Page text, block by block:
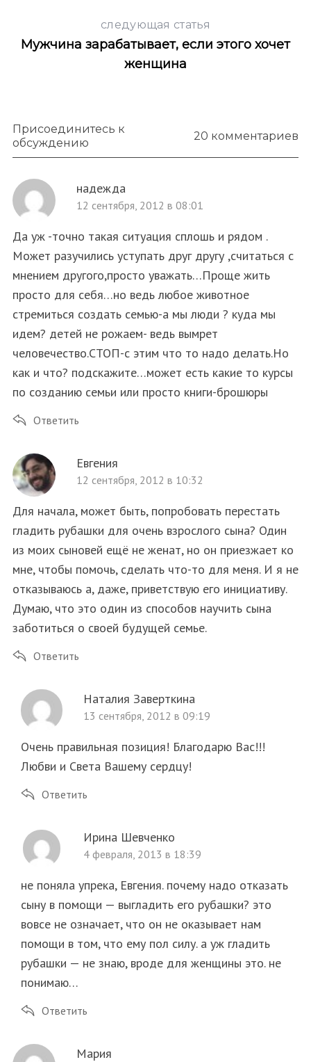
следующая статья
Мужчина зарабатывает, если этого хочет
женщина
Присоединитесь к
обсуждению
20 комментариев
надежда
12 сентября, 2012 в 08:01
Да уж -точно такая ситуация сплошь и рядом .
Может разучились уступать друг другу ,считаться с
мнением другого,просто уважать…Проще жить
просто для себя…но ведь любое животное
стремиться создать семью-а мы люди ? куда мы
идем? детей не рожаем- ведь вымрет
человечество.СТОП-с этим что то надо делать.Но
как и что? подскажите…может есть какие то курсы
по созданию семьи или просто книги-брошюры
Ответить
Евгения
12 сентября, 2012 в 10:32
Для начала, можeт быть, попробовать перестать
гладить рубашки для очень взрослого сына? Один
из моих сыновей ещё не женат, но он приезжает ко
мне, чтобы помочь, сделать что-то для меня. И я не
отказываюсь а, даже, приветствую его инициативу.
Думаю, что это один из способов научить сына
заботиться о своей будущей семье.
Ответить
Наталия Заверткина
13 сентября, 2012 в 09:19
Очень правильная позиция! Благодарю Вас!!!
Любви и Света Вашему сердцу!
Ответить
Ирина Шевченко
4 февраля, 2013 в 18:39
не поняла упрека, Евгения. почему надо отказать
сыну в помощи — выгладить его рубашки? это
вовсе не означает, что он не оказывает нам
помощи в том, что ему пол силу. а уж гладить
рубашки — не знаю, вроде для женщины это. не
понимаю…
Ответить
Мария